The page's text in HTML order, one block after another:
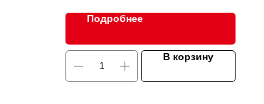
Подробнее
В корзину